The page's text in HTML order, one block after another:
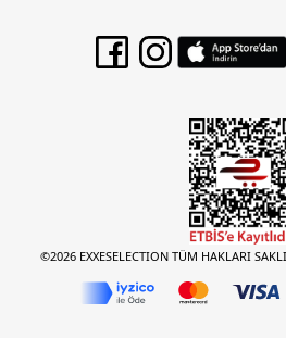
©2026 EXXESELECTION TÜM HAKLARI